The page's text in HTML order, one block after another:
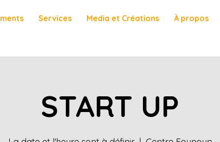
Services Media et Créations À propos
START UP